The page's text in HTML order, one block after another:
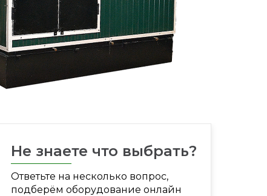
Не знаете что выбрать?
Ответьте на несколько вопрос,
подберём оборудование онлайн